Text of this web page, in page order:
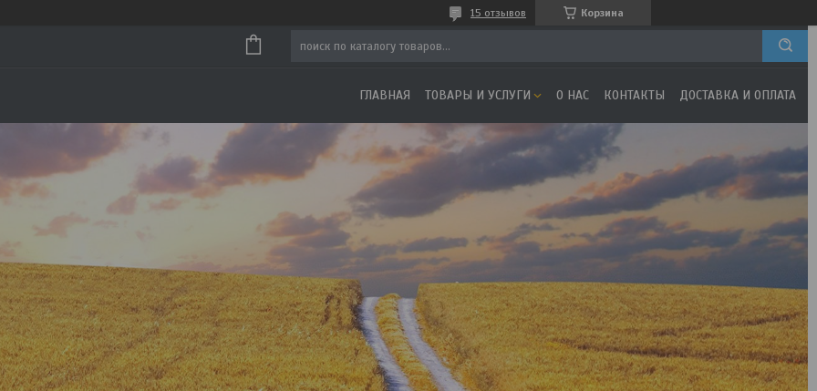
Корзина
15 отзывов
ГЛАВНАЯ ТОВАРЫ И УСЛУГИ О НАС КОНТАКТЫ ДОСТАВКА И ОПЛАТА